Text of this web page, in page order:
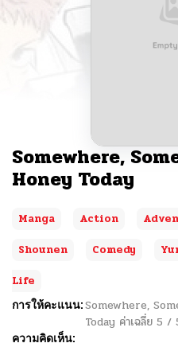
Somewhere,
Honey Today
Manga Action
Shounen
Comedy
Life
การให้คะแนน:Somewhere,
Today ค่าเฉลี่ย 5 /
ความคิดเห็น: